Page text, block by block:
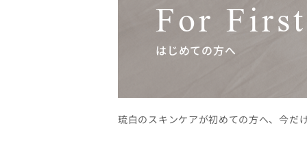
For
はじめての方へ
琉白のスキンケアが初めての方へ、今だ